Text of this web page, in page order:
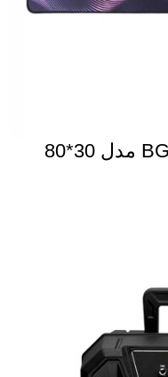
موس پد گیمینگ بروفون BG12 مدل 30*80